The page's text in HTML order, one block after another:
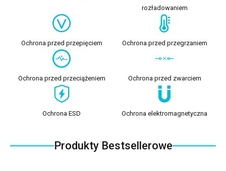
rozładowaniem
Ochrona przed przepięciem Ochrona przed przegrzaniem
Ochrona przed przeciążeniem Ochrona przed zwarciem
Ochrona ESD Ochrona elektromagnetyczna
Produkty Bestsellerowe